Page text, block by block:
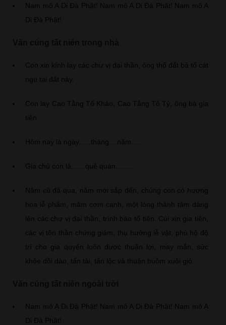
Nam mô A Di Đà Phật! Nam mô A Di Đà Phật! Nam mô A
Di Đà Phật!
Con xin kính lạy các chư vị đại thần, ông thổ đất bà tổ cát
ngụ tại đất này.
Con lay Cao Tằng Tổ Khảo, Cao Tằng Tổ Tỷ, ông bà gia
tiên.
Hôm nay là ngày......tháng....năm.....
Gia chủ con là.......quê quán.........
Năm cũ đã qua, năm mới sắp đến, chúng con có hương
hoa lễ phẩm, mâm cơm canh, một lòng thành tâm dâng
lên các chư vị đại thần, trình báo tổ tiên. Cúi xin gia tiên,
các vị tôn thần chứng giám, thụ hưởng lễ vật, phù hộ độ
trì cho gia quyến luôn được thuận lợi, may mắn, sức
khỏe dồi dào, tấn tài, tấn lộc và thuận buồm xuôi gió.
Nam mô A Di Đà Phật! Nam mô A Di Đà Phật! Nam mô A
Di Đà Phật!